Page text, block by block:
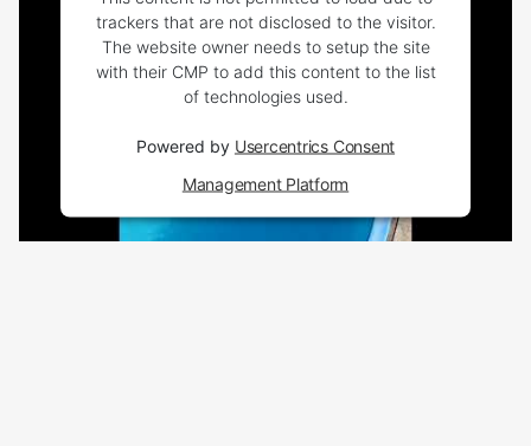
trackers that are not disclosed to the visitor.
The website owner needs to setup the site
with their CMP to add this content to the list
of technologies used.
Powered by Usercentrics Consent
Management Platform